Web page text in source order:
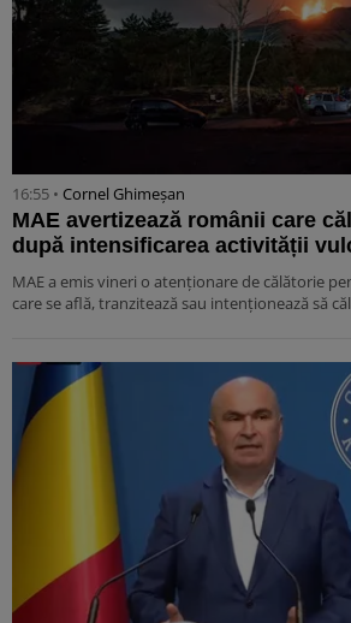
16:55 • Cornel Ghimeșan
MAE avertizează românii care
după intensificarea activității
MAE a emis vineri o atenționare de călătorie
care se află, tranzitează sau intenționează să